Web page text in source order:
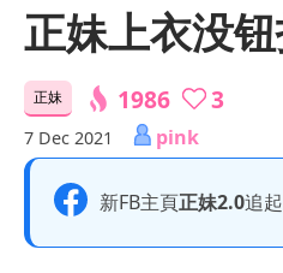
正妹上衣没
正妹 1986 3
7 Dec 2021 pink
新FB主頁正妹2.0追